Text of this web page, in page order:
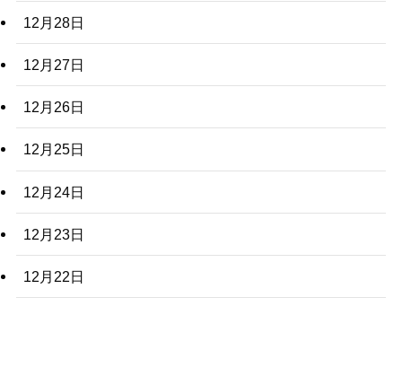
12月28日
12月27日
12月26日
12月25日
12月24日
12月23日
12月22日